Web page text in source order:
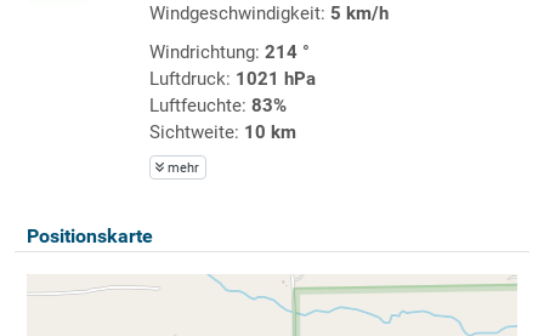
Windgeschwindigkeit: 5 km/h
Windrichtung: 214 °
Luftdruck: 1021 hPa
Luftfeuchte: 83%
Sichtweite: 10 km
mehr
Positionskarte